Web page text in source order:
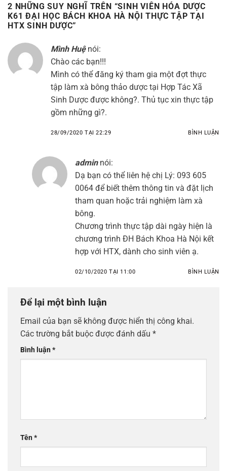
2 NHỮNG SUY NGHĨ TRÊN “SINH VIÊN HÓA DƯỢC
K61 ĐẠI HỌC BÁCH KHOA HÀ NỘI THỰC TẬP TẠI
HTX SINH DƯỢC”
Mình Huệ nói:
Chào các bạn!!!
Mình có thể đăng ký tham gia một đợt thực
tập làm xà bông thảo dược tại Hợp Tác Xã
Sinh Dược được không?. Thủ tục xin thực tập
gồm những gì?.
28/09/2020 TẠI 22:29 BÌNH LUẬN
admin nói:
Dạ bạn có thể liên hệ chị Lý: 093 605
0064 để biết thêm thông tin và đặt lịch
tham quan hoặc trải nghiệm làm xà
bông.
Chương trình thực tập dài ngày hiện là
chương trình ĐH Bách Khoa Hà Nội kết
hợp với HTX, dành cho sinh viên ạ.
02/10/2020 TẠI 11:00 BÌNH LUẬN
Để lại một bình luận
Email của bạn sẽ không được hiển thị công khai.
Các trường bắt buộc được đánh dấu *
Bình luận*
Tên*